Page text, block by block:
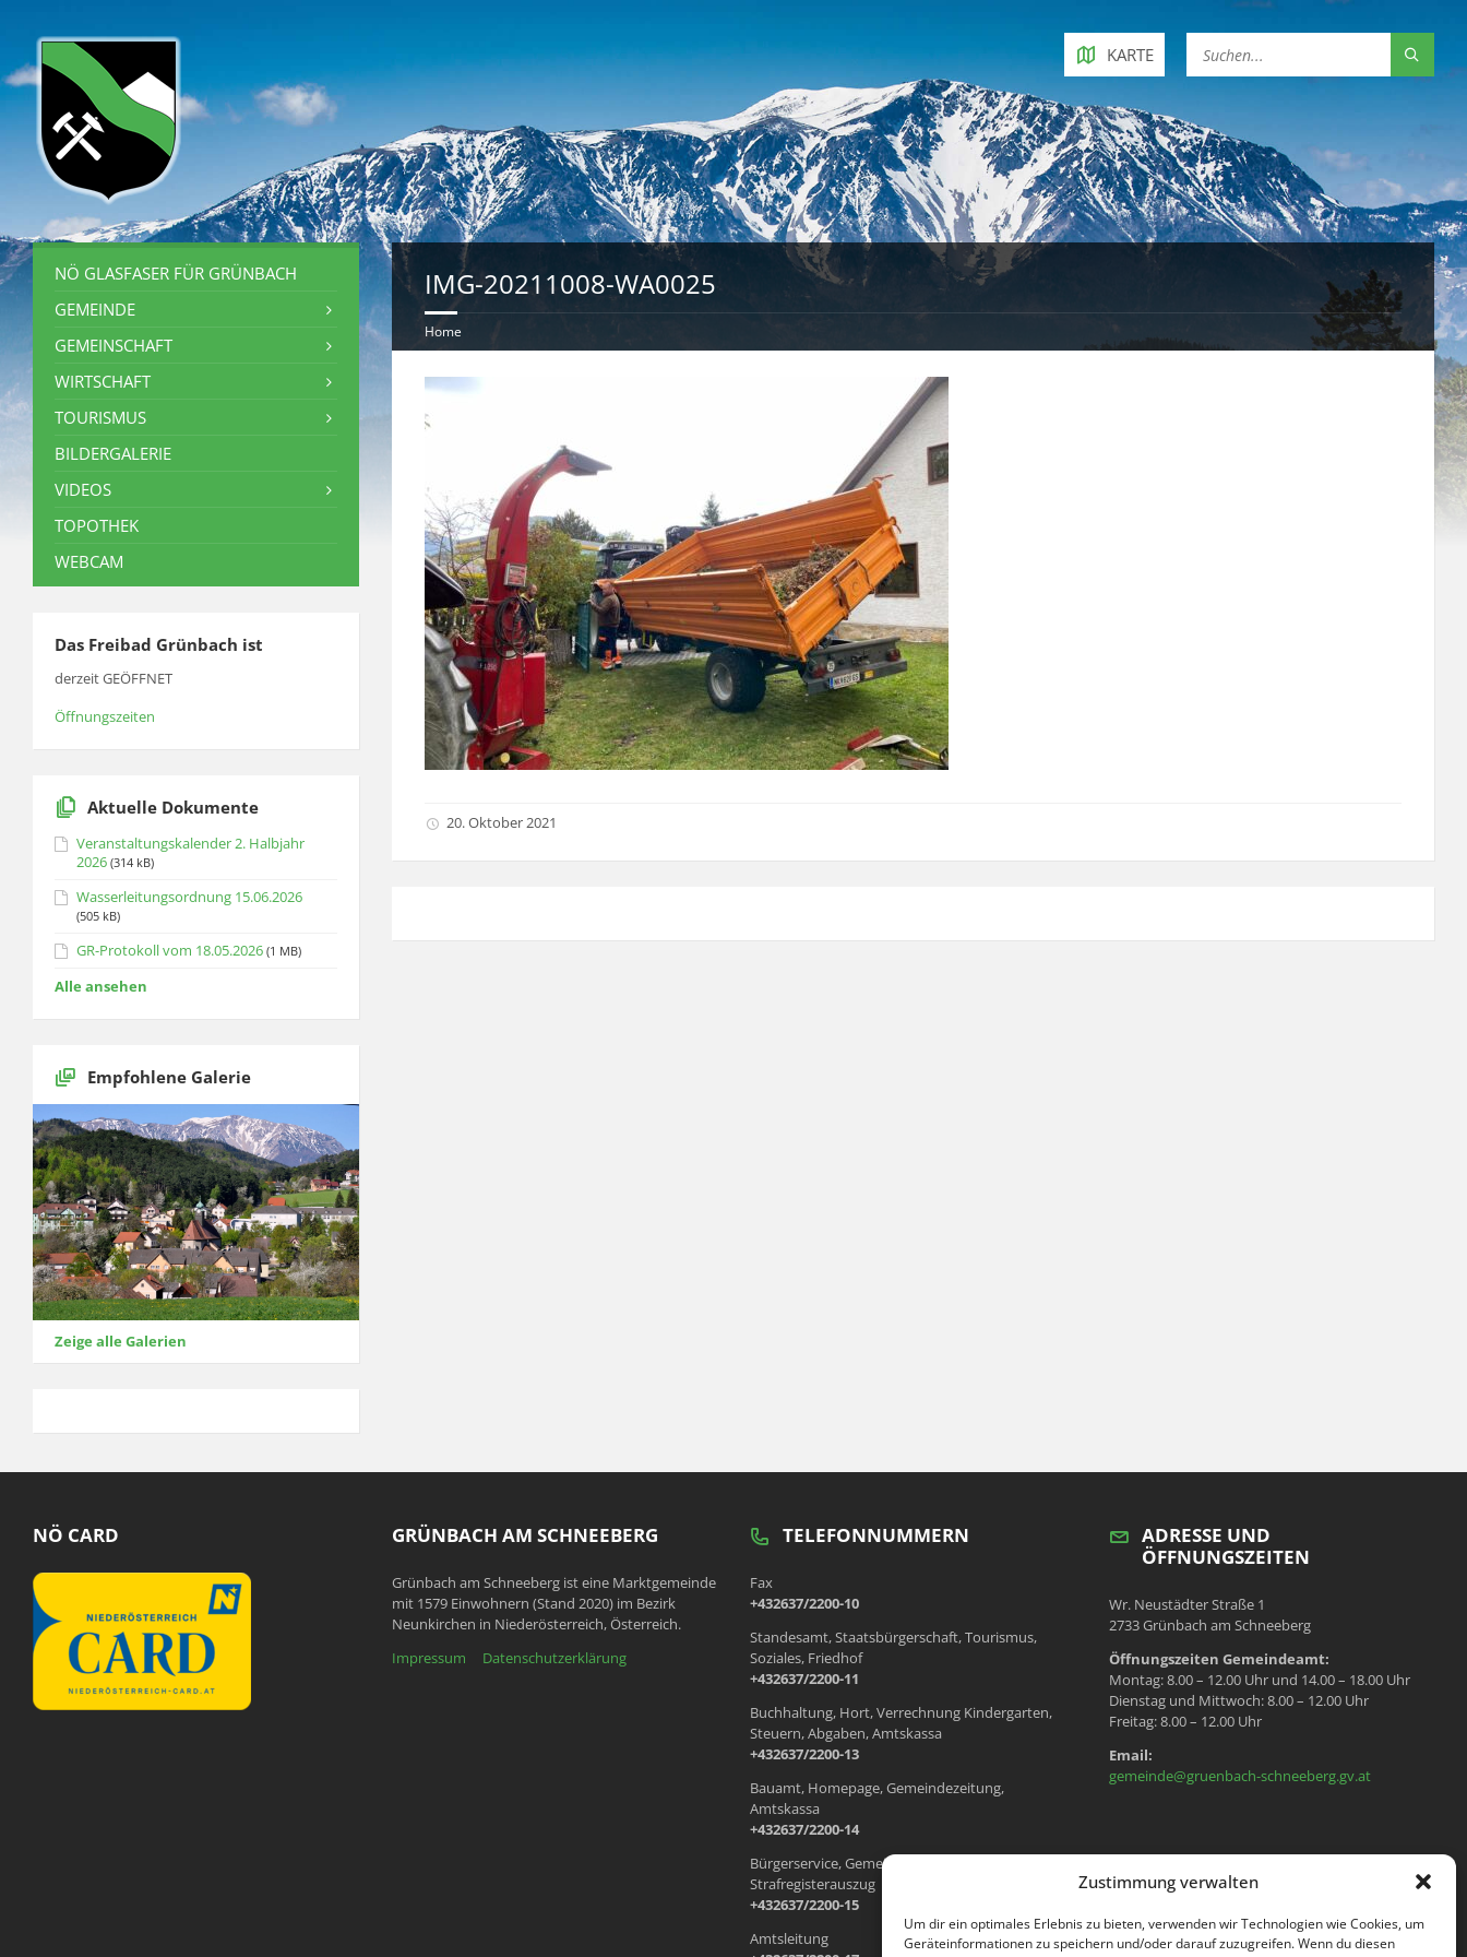
Zustimmung verwalten
Um dir ein optimales Erlebnis zu bieten, verwenden wir Technologien wie Cookies, um
Geräteinformationen zu speichern und/oder darauf zuzugreifen. Wenn du diesen
KARTE
IMG-20211008-WA0025
Home
20. Oktober 2021
NÖ GLASFASER FÜR GRÜNBACH
GEMEINDE
GEMEINSCHAFT
WIRTSCHAFT
TOURISMUS
BILDERGALERIE
VIDEOS
TOPOTHEK
WEBCAM
Das Freibad Grünbach ist
derzeit GEÖFFNET
Öffnungszeiten
Aktuelle Dokumente
Veranstaltungskalender 2. Halbjahr
2026 (314 kB)
Wasserleitungsordnung 15.06.2026
(505 kB)
GR-Protokoll vom 18.05.2026 (1 MB)
Alle ansehen
Empfohlene Galerie
Zeige alle Galerien
NÖ CARD GRÜNBACH AM SCHNEEBERG
Grünbach am Schneeberg ist eine Marktgemeinde
mit 1579 Einwohnern (Stand 2020) im Bezirk
Neunkirchen in Niederösterreich, Österreich.
Impressum
Datenschutzerklärung
TELEFONNUMMERN
Fax
+432637/2200-10
Standesamt, Staatsbürgerschaft, Tourismus,
Soziales, Friedhof
+432637/2200-11
Buchhaltung, Hort, Verrechnung Kindergarten,
Steuern, Abgaben, Amtskassa
+432637/2200-13
Bauamt, Homepage, Gemeindezeitung,
Amtskassa
+432637/2200-14
Bürgerservice, Gemeindewohnungen, Meldeamt,
Strafregisterauszug
+432637/2200-15
Amtsleitung
ADRESSE UND
ÖFFNUNGSZEITEN
Wr. Neustädter Straße 1
2733 Grünbach am Schneeberg
Öffnungszeiten Gemeindeamt:
Montag: 8.00 – 12.00 Uhr und 14.00 – 18.00 Uhr
Dienstag und Mittwoch: 8.00 – 12.00 Uhr
Freitag: 8.00 – 12.00 Uhr
Email:
gemeinde@gruenbach-schneeberg.gv.at